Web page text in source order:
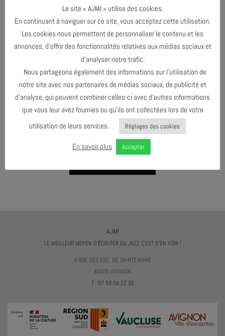
OCTOBRE 2023
AGENDA AU FORMATICAL
AJMI
LE MEILLEUR MOYEN D'ÉCOUTER DU JAZZ C'EST D'EN VOIR !
4 RUE DES ESC. DE SAINTE-ANNE
84000 AVIGNON
T. 07 59 54 22 92
Le site « AJMI » utilise des cookies.
En continuant à naviguer sur ce site, vous acceptez cette utilisation.
Les cookies nous permettent de personnaliser le contenu et les
annonces, d’offrir des fonctionnalités relatives aux médias sociaux et
d’analyser notre trafic.
Nous partageons également des informations sur l’utilisation de
notre site avec nos partenaires de médias sociaux, de publicité et
d’analyse, qui peuvent combiner celles-ci avec d’autres informations
que vous leur avez fournies ou qu’ils ont collectées lors de votre
utilisation de leurs services.
Réglages des cookies
En savoir plus Accepter